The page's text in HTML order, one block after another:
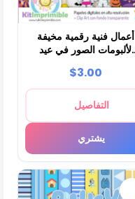
أعمال فنية رقمية مخيفة
لألبومات الصور في عيد
$3.00
التفاصيل
يشتري